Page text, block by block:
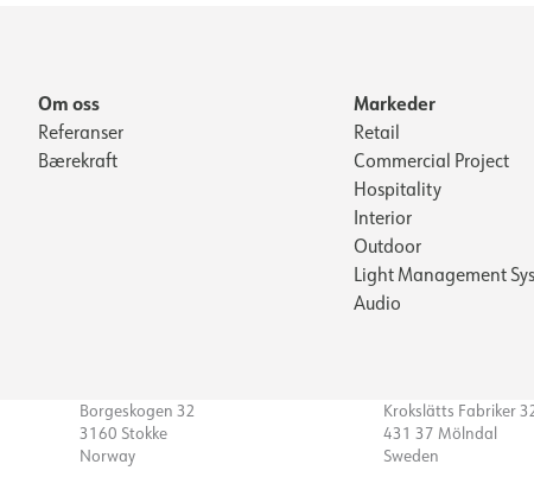
Om oss
Referanser
Bærekraft
Markeder
Retail
Commercial Project
Hospitality
Interior
Outdoor
Light Management
Audio
Borgeskogen 32
3160 Stokke
Norway
Krokslätts Fabriker
431 37 Mölndal
Sweden